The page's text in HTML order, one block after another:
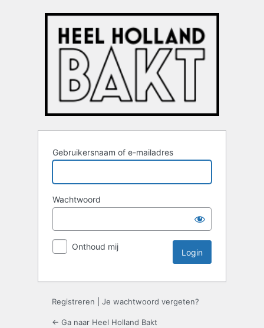
Gebruikersnaam of e-mailadres
Wachtwoord
Onthoud mij
Registreren Je wachtwoord vergeten?
← Ga naar Heel Holland Bakt